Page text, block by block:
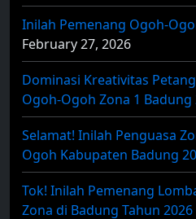
Inilah Pemenang Ogoh-
February 27, 2026
Dominasi Kreativitas
Ogoh-Ogoh Zona 1 Badung
Selamat! Inilah Penguasa
Ogoh Kabupaten Badung
Tok! Inilah Pemenang
Zona di Badung Tahun 2026